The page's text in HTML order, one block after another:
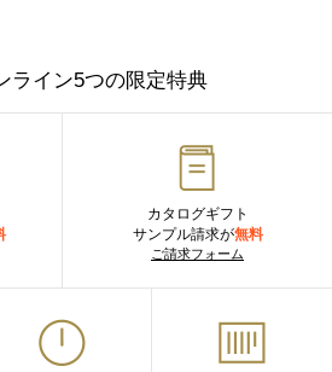
ライン5つの限定特典
カタログギフト
サンプル請求が無料
ご請求フォーム